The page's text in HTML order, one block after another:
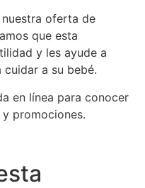
oferta de
que esta
y les ayude a
a su bebé.
en línea para conocer
promociones.